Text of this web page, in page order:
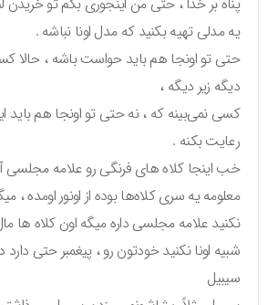
یه مدلی تهیه بکنید که مدل اونا نباشه .
حتی تو اونجا هم باید حواست باشه ، حالا
دیگه زیر دیگه ،
کسی نمی‌بینه که ، نه حتی تو اونجا هم باید
رعایت بکنه .
خب اینجا کلاه های فرنگی رو علامه مجلسی
معلومه یه سری کلاه‌ها بوده از اونور اومده ،
نکنید علامه مجلسی داره میگه اون کلاه ها
شبیه اونا نکنید خودتون رو ، پیغمبر حتی دارد
سیبیل